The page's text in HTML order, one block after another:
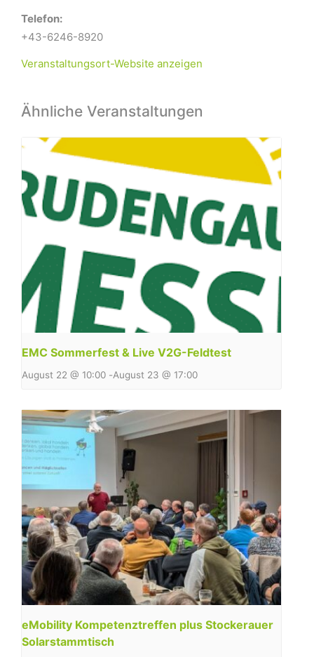
Telefon:
+43-6246-8920
Veranstaltungsort-Website anzeigen
Ähnliche Veranstaltungen
EMC Sommerfest & Live V2G-Feldtest
August 22 @ 10:00 -August 23 @ 17:00
eMobility Kompetenztreffen plus Stockerauer
Solarstammtisch